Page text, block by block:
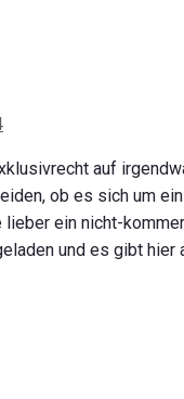
auf
ob es sich um
lieber ein nicht-
und es gibt